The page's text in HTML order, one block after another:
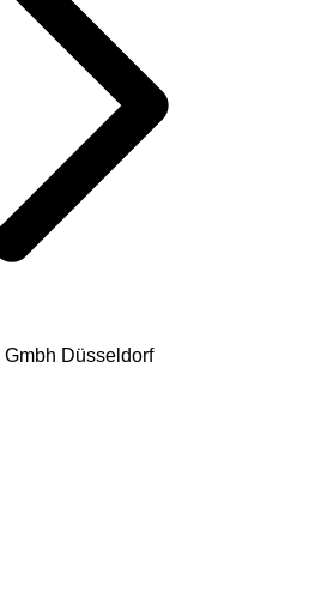
Düsseldorf